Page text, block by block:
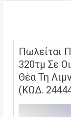
Πωλείται
320τμ Σε
Θέα Τη
(ΚΩΔ.